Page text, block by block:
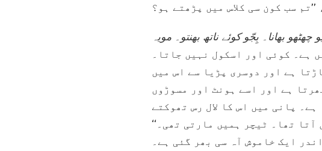
چھٹھو بھانا۔ بِجّو کوئے ناتھ بھنتو۔ مویہ
ہے۔ کوئی اور اسکول نہیں جاتا۔
ہے اور دوسری پڑیا سے اس میں
ہے اور اسے ہونٹ اور مسوڑوں
پانی میں اس کا لال رس تھوکتے
تھا۔ ٹیچر ہمیں مارتی تھی۔‘‘
ایک خاموش آہ سی بھر گئی ہے۔